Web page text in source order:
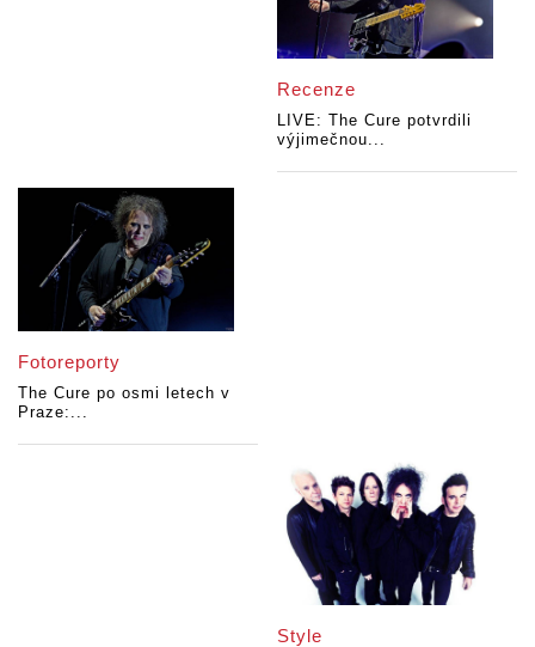
Recenze
LIVE: The Cure potvrdili
výjimečnou...
Fotoreporty
The Cure po osmi letech v
Praze:...
Style